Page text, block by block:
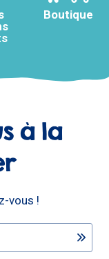
Boutique
à la
vous !